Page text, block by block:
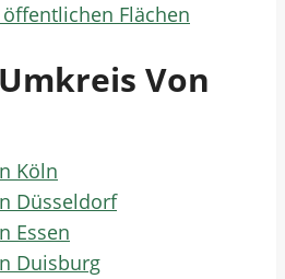
Flächen
Von
Köln
Düsseldorf
Essen
Duisburg